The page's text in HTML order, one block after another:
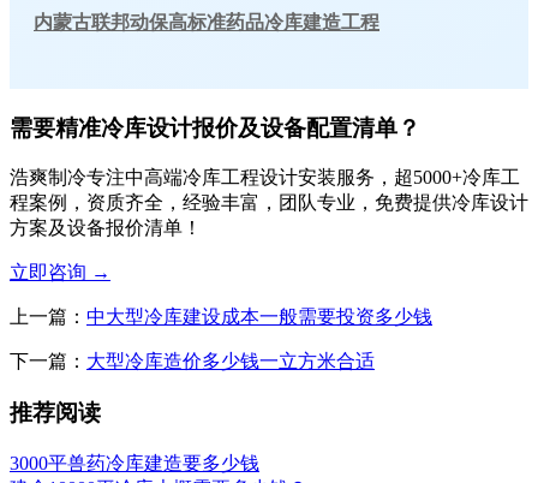
内蒙古联邦动保高标准药品冷库建造工程
需要精准冷库设计报价及设备配置清单？
浩爽制冷专注中高端冷库工程设计安装服务，超5000+冷库工
程案例，资质齐全，经验丰富，团队专业，免费提供冷库设计
方案及设备报价清单！
立即咨询 →
上一篇： 中大型冷库建设成本一般需要投资多少钱
下一篇： 大型冷库造价多少钱一立方米合适
推荐阅读
3000平兽药冷库建造要多少钱